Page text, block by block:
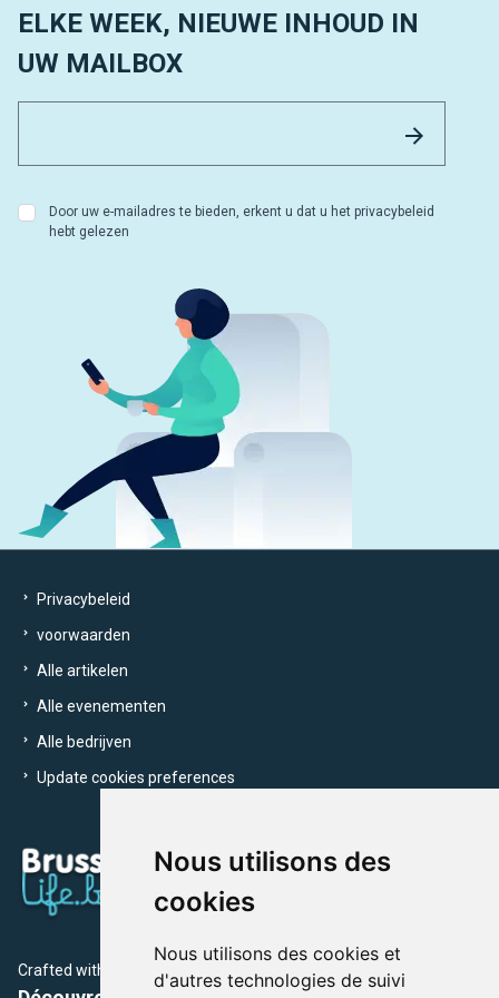
Nous utilisons des
cookies
Nous utilisons des cookies et
d'autres technologies de suivi
ELKE WEEK, NIEUWE INHOUD IN
UW MAILBOX
Door uw e-mailadres te bieden, erkent u dat u het privacybeleid
hebt gelezen
Privacybeleid
voorwaarden
Alle artikelen
Alle evenementen
Alle bedrijven
Update cookies preferences
Crafted with by Brusselslife Team